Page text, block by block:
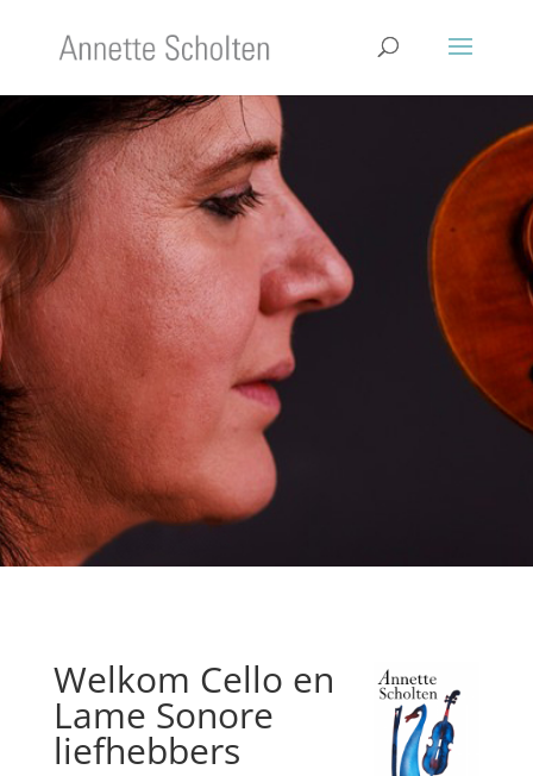
Welkom Cello en
Lame Sonore
liefhebbers